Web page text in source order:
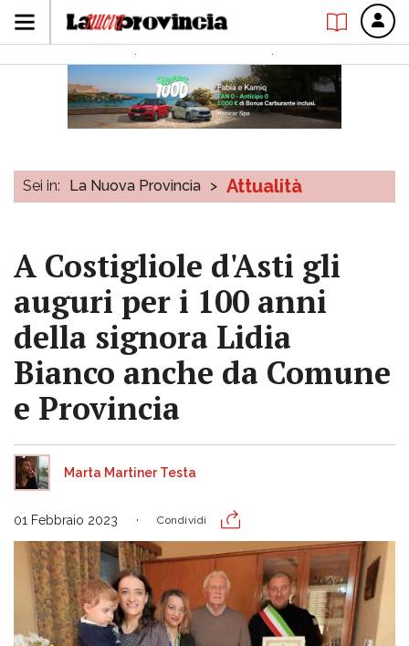
Sei in: La Nuova Provincia > Attualità
A Costigliole d'Asti gli
auguri per i 100 anni
della signora Lidia
Bianco anche da Comune
e Provincia
Marta Martiner Testa
01 Febbraio 2023 Condividi